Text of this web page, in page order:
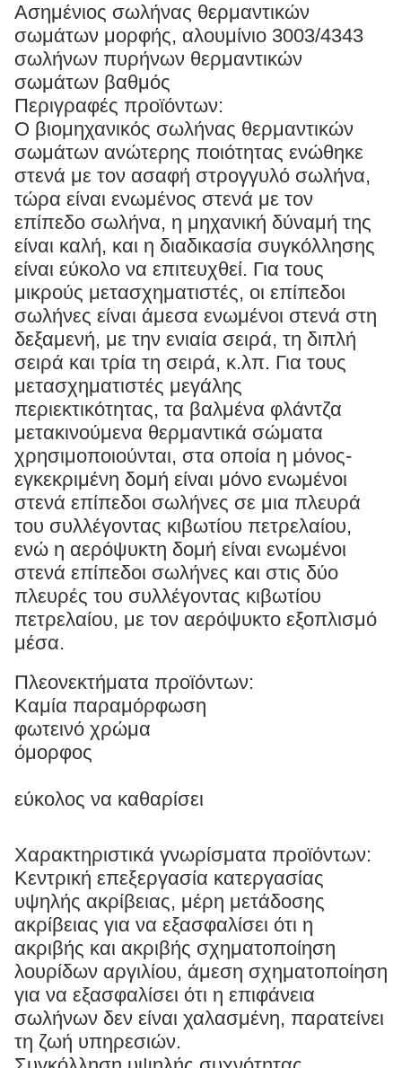
Ασημένιος σωλήνας θερμαντικών
σωμάτων μορφής, αλουμίνιο 3003/4343
σωλήνων πυρήνων θερμαντικών
σωμάτων βαθμός
Περιγραφές προϊόντων:
Ο βιομηχανικός σωλήνας θερμαντικών
σωμάτων ανώτερης ποιότητας ενώθηκε
στενά με τον ασαφή στρογγυλό σωλήνα,
τώρα είναι ενωμένος στενά με τον
επίπεδο σωλήνα, η μηχανική δύναμή της
είναι καλή, και η διαδικασία συγκόλλησης
είναι εύκολο να επιτευχθεί. Για τους
μικρούς μετασχηματιστές, οι επίπεδοι
σωλήνες είναι άμεσα ενωμένοι στενά στη
δεξαμενή, με την ενιαία σειρά, τη διπλή
σειρά και τρία τη σειρά, κ.λπ. Για τους
μετασχηματιστές μεγάλης
περιεκτικότητας, τα βαλμένα φλάντζα
μετακινούμενα θερμαντικά σώματα
χρησιμοποιούνται, στα οποία η μόνος-
εγκεκριμένη δομή είναι μόνο ενωμένοι
στενά επίπεδοι σωλήνες σε μια πλευρά
του συλλέγοντας κιβωτίου πετρελαίου,
ενώ η αερόψυκτη δομή είναι ενωμένοι
στενά επίπεδοι σωλήνες και στις δύο
πλευρές του συλλέγοντας κιβωτίου
πετρελαίου, με τον αερόψυκτο εξοπλισμό
μέσα.
Πλεονεκτήματα προϊόντων:
Καμία παραμόρφωση
φωτεινό χρώμα
όμορφος
εύκολος να καθαρίσει
Χαρακτηριστικά γνωρίσματα προϊόντων:
Κεντρική επεξεργασία κατεργασίας
υψηλής ακρίβειας, μέρη μετάδοσης
ακρίβειας για να εξασφαλίσει ότι η
ακριβής και ακριβής σχηματοποίηση
λουρίδων αργιλίου, άμεση σχηματοποίηση
για να εξασφαλίσει ότι η επιφάνεια
σωλήνων δεν είναι χαλασμένη, παρατείνει
τη ζωή υπηρεσιών.